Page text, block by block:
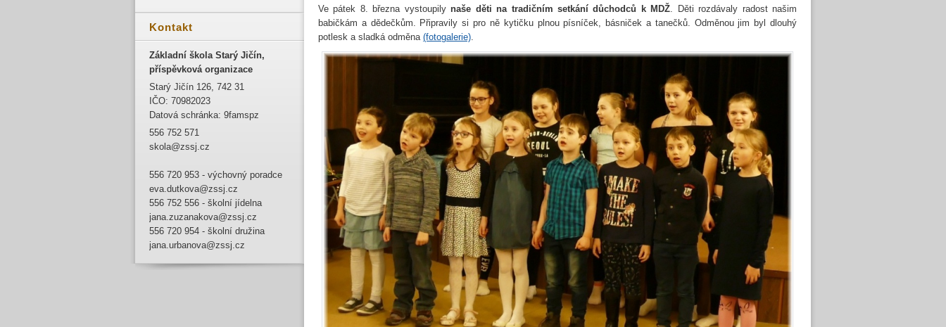
Ve pátek 8. března vystoupilynaše děti na tradičním setkání důchodců k MDŽ. Děti rozdávaly radost našim
babičkám a dědečkům. Připravily si pro ně kytičku plnou písníček, básniček a tanečků. Odměnou jim byl dlouhý
potlesk a sladká odměna (fotogalerie).
Kontakt
Základní škola Starý Jičín,
příspěvková organizace
Starý Jičín 126, 742 31
IČO: 70982023
Datová schránka: 9famspz
556 752 571
skola@zssj.cz
556 720 953 - výchovný poradce
eva.dutkova@zssj.cz
556 752 556 - školní jídelna
jana.zuzanakova@zssj.cz
556 720 954 - školní družina
jana.urbanova@zssj.cz